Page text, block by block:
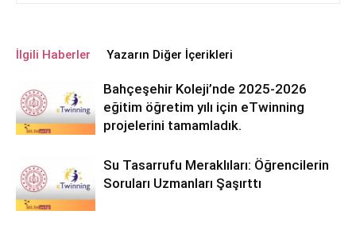
İlgili Haberler Yazarın Diğer İçerikleri
Bahçeşehir Koleji’nde 2025-2026
eğitim öğretim yılı için eTwinning
projelerini tamamladık.
Su Tasarrufu Meraklıları: Öğrencilerin
Soruları Uzmanları Şaşırttı